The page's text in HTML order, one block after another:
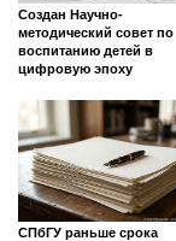
Создан Научно-
методический совет по
воспитанию детей в
цифровую эпоху
СПбГУ раньше срока